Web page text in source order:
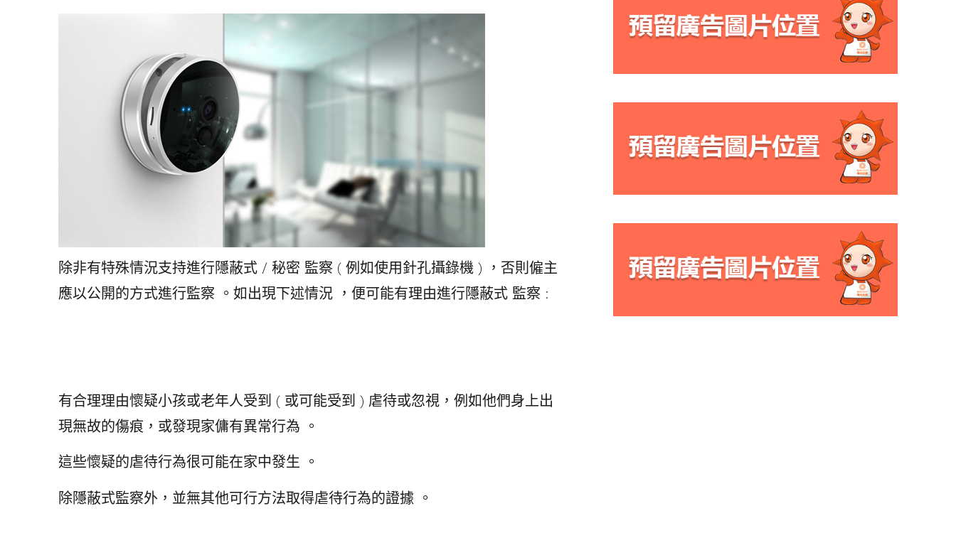
除非有特殊情況支持進行隱蔽式 / 秘密 監察 ( 例如使用針孔攝錄機 ) ，否則僱主
應以公開的方式進行監察 。如出現下述情況 ，便可能有理由進行隱蔽式 監察 :
有合理理由懷疑小孩或老年人受到 ( 或可能受到 ) 虐待或忽視，例如他們身上出
現無故的傷痕，或發現家傭有異常行為 。
這些懷疑的虐待行為很可能在家中發生 。
除隱蔽式監察外，並無其他可行方法取得虐待行為的證據 。